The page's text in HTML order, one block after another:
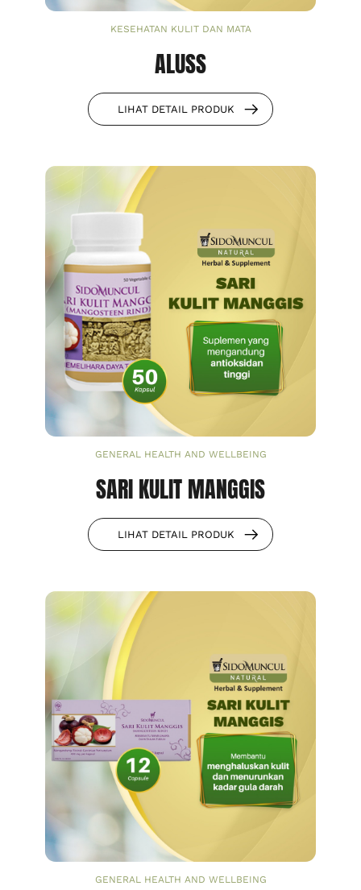
KESEHATAN KULIT DAN MATA
ALUSS
LIHAT DETAIL PRODUK
GENERAL HEALTH AND WELLBEING
SARI KULIT MANGGIS
LIHAT DETAIL PRODUK
GENERAL HEALTH AND WELLBEING